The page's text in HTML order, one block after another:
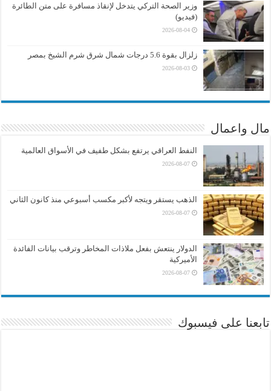
وزير الصحة التركي يتدخل لإنقاذ مسافرة على متن الطائرة
(فيديو)
2026-08-04
زلزال بقوة 5.6 درجات شمال شرق شرم الشيخ بمصر
2026-08-03
مال واعمال
النفط العراقي يرتفع بشكل طفيف في الأسواق العالمية
2026-08-07
الذهب يستقر ويتجه لأكبر مكسب أسبوعي منذ كانون الثاني
2026-08-07
الدولار ينتعش بفعل ملاذات المخاطر وترقب بيانات الفائدة
الأميركية
2026-08-07
تابعنا على فيسبوك